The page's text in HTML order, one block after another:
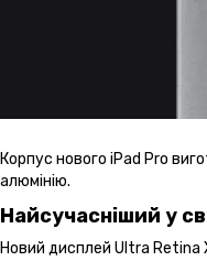
Корпус нового iPad Pro
алюмінію.
Найсучасніший у
Новий дисплей Ultra Retina